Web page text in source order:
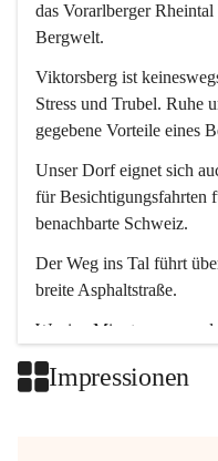
das Vorarlberger
Bergwelt.
Viktorsberg ist
Stress und Trubel. Ruhe
gegebene Vorteile eines
Unser Dorf eignet sich
für Besichtigungsfahrten
benachbarte Schweiz.
Der Weg ins Tal führt
breite Asphaltstraße.
Wenige Minuten nur, und
Impressionen